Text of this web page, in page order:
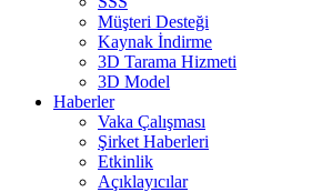
Müşteri Desteği
Kaynak İndirme
3D Tarama Hizmeti
3D Model
Haberler
Vaka Çalışması
Şirket Haberleri
Etkinlik
Açıklayıcılar